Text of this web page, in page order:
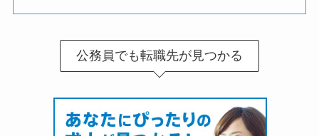
公務員でも転職先が見つかる